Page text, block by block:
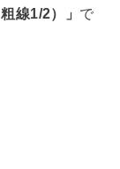
線1/2） 」 で